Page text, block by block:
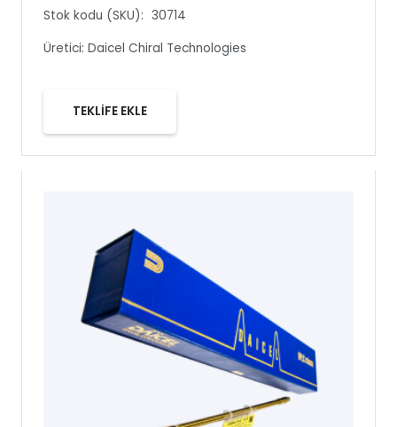
Stok kodu (SKU): 30714
Üretici: Daicel Chiral Technologies
TEKLİFE EKLE